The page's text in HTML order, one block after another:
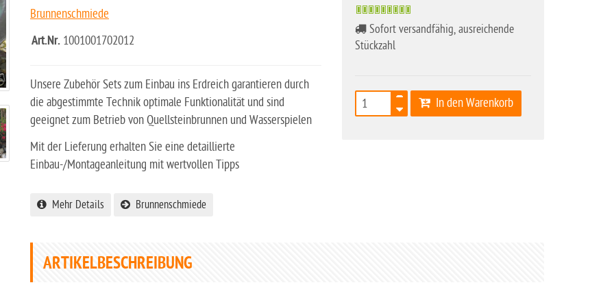
Sofort versandfähig, ausreichende
Stückzahl
In den Warenkorb
Brunnenschmiede
Art.Nr. 1001001702012
Unsere Zubehör Sets zum Einbau ins Erdreich garantieren durch
die abgestimmte Technik optimale Funktionalität und sind
geeignet zum Betrieb von Quellsteinbrunnen und Wasserspielen
Mit der Lieferung erhalten Sie eine detaillierte
Einbau-/Montageanleitung mit wertvollen Tipps
Mehr Details Brunnenschmiede
ARTIKELBESCHREIBUNG